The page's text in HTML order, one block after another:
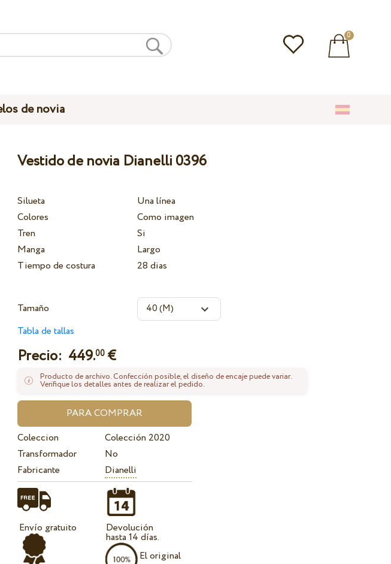
0
de novia
Vestido de novia Dianelli 0396
Silueta
Una línea
Colores
Como imagen
Tren
Si
Manga
Largo
Tiempo de costura
28 dias
Tamaño
Tabla de tallas
Precio: 449.00 €
Producto de archivo. Confección posible, el diseño de encaje puede variar.
Verifique los detalles antes de realizar el pedido.
Coleccion
Colección 2020
Transformador
No
Fabricante
Dianelli
Envío gratuito Devolución
hasta 14 días.
El original